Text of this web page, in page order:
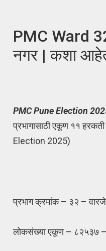
PMC Ward
नगर | कशा आहेत
PMC Pune Election
प्रभागासाठी एकूण ११
Election 2025)
प्रभाग क्रमांक – ३२ –
लोकसंख्या एकूण – ८२५३७